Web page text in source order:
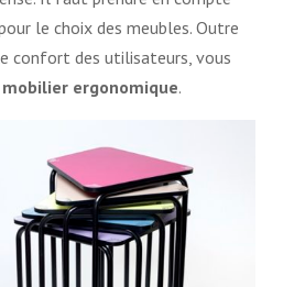
le choix des meubles. Outre
confort des utilisateurs, vous
mobilier ergonomique.